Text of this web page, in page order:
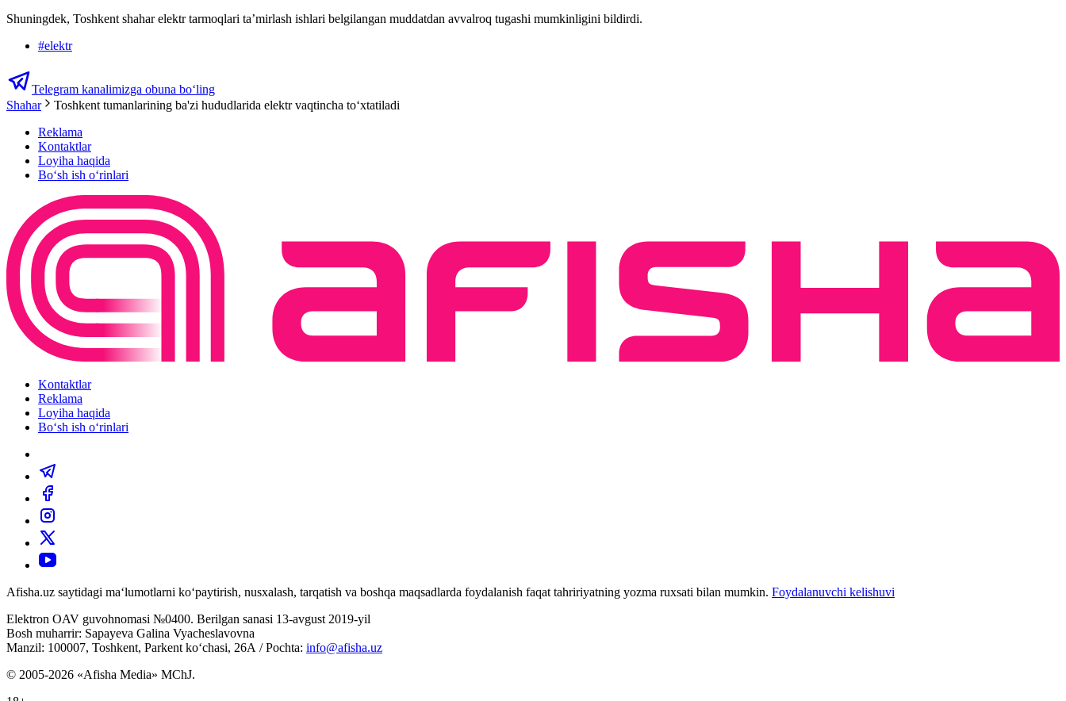
Shuningdek, Toshkent shahar elektr tarmoqlari ta’mirlash ishlari belgilangan muddatdan avvalroq tugashi mumkinligini bildirdi.
#elektr
Telegram kanalimizga obuna bo‘ling
Shahar
Toshkent tumanlarining ba'zi hududlarida elektr vaqtincha to‘xtatiladi
Reklama
Kontaktlar
Loyiha haqida
Bo‘sh ish o‘rinlari
Kontaktlar
Reklama
Loyiha haqida
Bo‘sh ish o‘rinlari
Afisha.uz saytidagi ma‘lumotlarni ko‘paytirish, nusxalash, tarqatish va boshqa maqsadlarda foydalanish faqat tahririyatning yozma ruxsati bilan mumkin. Foydalanuvchi kelishuvi
Elektron OAV guvohnomasi №0400. Berilgan sanasi 13-avgust 2019-yil
Bosh muharrir: Sapayeva Galina Vyacheslavovna
Manzil: 100007, Toshkent, Parkent ko‘chasi, 26А / Pochta: info@afisha.uz
© 2005-2026 «Afisha Media» MChJ.